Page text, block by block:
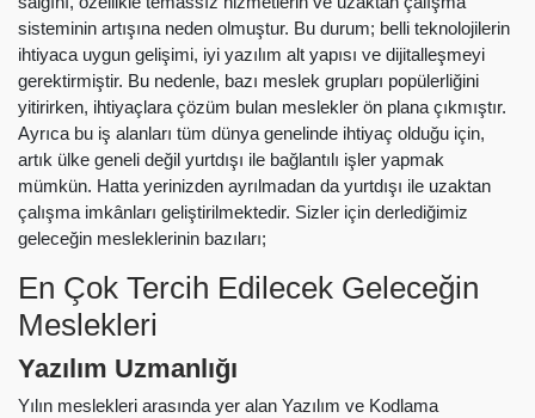
sisteminin artışına neden olmuştur. Bu durum; belli teknolojilerin
ihtiyaca uygun gelişimi, iyi yazılım alt yapısı ve dijitalleşmeyi
gerektirmiştir. Bu nedenle, bazı meslek grupları popülerliğini
yitirirken, ihtiyaçlara çözüm bulan meslekler ön plana çıkmıştır.
Ayrıca bu iş alanları tüm dünya genelinde ihtiyaç olduğu için,
artık ülke geneli değil yurtdışı ile bağlantılı işler yapmak
mümkün. Hatta yerinizden ayrılmadan da yurtdışı ile uzaktan
çalışma imkânları geliştirilmektedir. Sizler için derlediğimiz
geleceğin mesleklerinin bazıları;
En Çok Tercih Edilecek Geleceğin
Meslekleri
Yazılım Uzmanlığı
Yılın meslekleri arasında yer alan Yazılım ve Kodlama